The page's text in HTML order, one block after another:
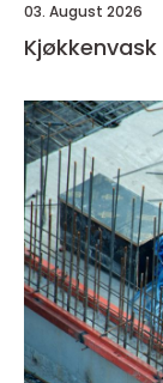
03. August 2026